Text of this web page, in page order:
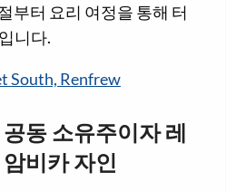
부터 요리 여정을 통해 터
니다.
South, Renfrew
공동 소유주이자 레
비카 자인